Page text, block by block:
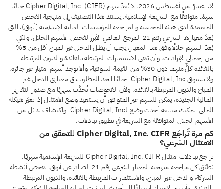
لا، اعتبارًا من أغسطس 2026، لا يُعدّ سهم Cipher Digital, Inc. (CIFR) حاليًا
سهمًا متوافقًا مع الشريعة الإسلامية. يستند هذا التصنيف إلى منهجية الفحص
المعتمدة لدى هيئة المحاسبة والمراجعة للمؤسسات المالية الإسلامية (أيوفي)، التي
يُعدّ معيارها الشرعي رقم 21 المرجع العالمي الأبرز لفحص الأسهم الحلال. ولكي
يُعدّ السهم حلالًا وفق هذا المعيار، يجب أن يظل الدخل غير المباح أقل من 5%
من إجمالي الإيرادات، وأن تبقى الاستثمارات المرتبطة بالفائدة والديون المرتبطة
بالفائدة كلٌّ منهما دون 30% من القيمة السوقية، وألا توجد أسهم امتياز غير جائزة.
ولا يستوفي Cipher Digital, Inc. حاليًا الحد المطلوب في معياري الدخل غير
المباح والديون المرتبطة بالفائدة. ولأن الفحوصات تُحدَّث شهريًا مع صدور التقارير
المالية الجديدة، يمكن للسهم غير المتوافق أن يستعيد وضع الامتثال إذا تغيّر هيكله
المالي. يمكنك متابعة أحدث وضع لـCipher Digital, Inc. واكتشاف بدائل من
الأسهم الحلال المتوافقة مع الشريعة في تطبيق تبادلات.
كم مرة تُراجَع Cipher Digital, Inc. CIFR للتحقق من
الامتثال الشرعي؟
تراجع تبادلات امتثال Cipher Digital, Inc. CIFR للشريعة الإسلامية شهريًا.
تطبّق كل مراجعة منهجية المعيار الشرعي رقم 21 الصادر عن أيوفي، بفحص أنشطة
الشركة، والدخل غير المباح، والاستثمارات المرتبطة بالفائدة، والديون المرتبطة